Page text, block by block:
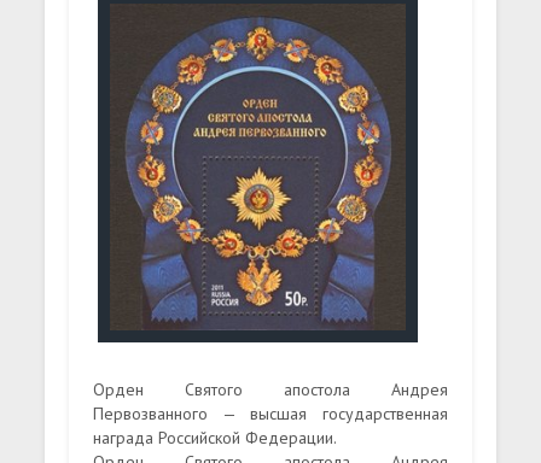
Орден Святого апостола Андрея
Первозванного — высшая государственная
награда Российской Федерации.